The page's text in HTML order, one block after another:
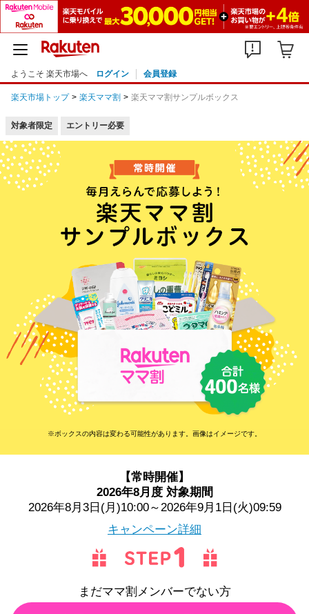
ようこそ 楽天市場へ ログイン 会員登録
楽天市場トップ 楽天ママ割 楽天ママ割サンプルボックス
対象者限定 エントリー必要
※ボックスの内容は変わる可能性があります。画像はイメージです。
【常時開催】
2026年8月度 対象期間
2026年8月3日(月)10:00～2026年9月1日(火)09:59
キャンペーン詳細
まだママ割メンバーでない方